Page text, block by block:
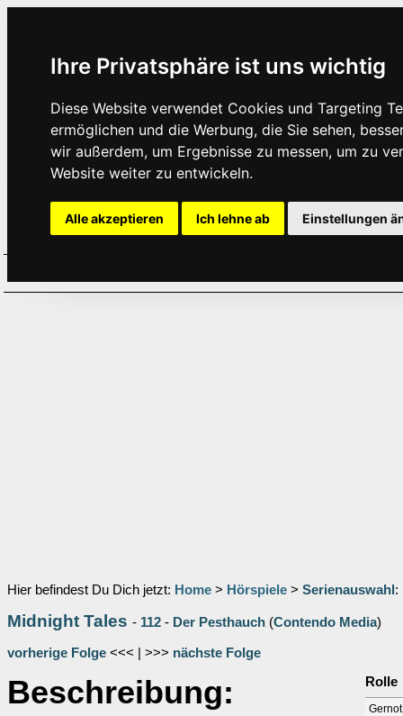
Ihre Privatsphäre ist uns wichtig
Diese Website verwendet Cookies und Targeting
ermöglichen und die Werbung, die Sie sehen,
wir außerdem, um Ergebnisse zu messen, um zu
Website weiter zu entwickeln.
Alle akzeptieren Ich lehne ab Einstellungen
Hier befindest Du Dich jetzt: Home > Hörspiele > Serienauswahl :
Midnight Tales - 112 - Der Pesthauch (Contendo Media)
vorherige Folge <<< | >>> nächste Folge
Beschreibung: Rolle